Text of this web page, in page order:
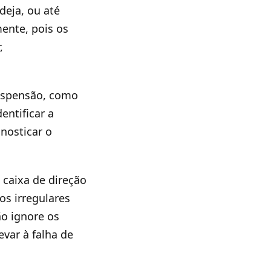
ou até
pois os
como
a
o
de direção
irregulares
ignore os
à falha de